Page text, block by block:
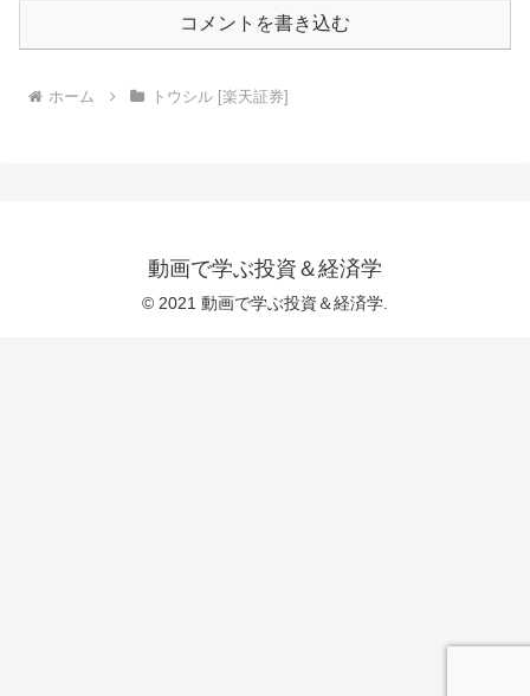
コメントを書き込む
ホーム トウシル [楽天証券]
動画で学ぶ投資＆経済学
© 2021 動画で学ぶ投資＆経済学.